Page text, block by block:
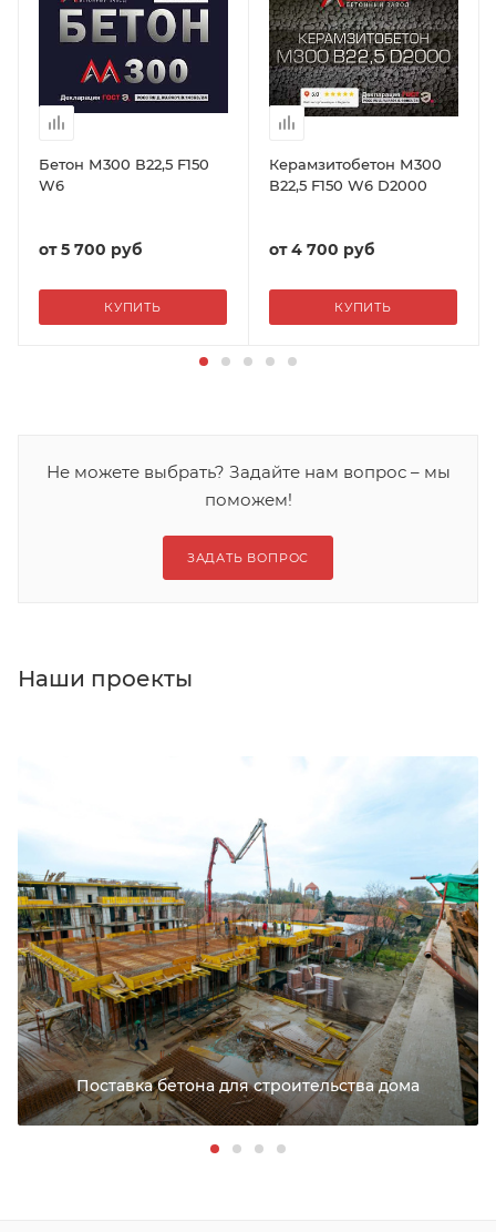
РАССЧИТАТЬ ДОСТАВКУ
Бетон М300 В22,5 F150
W6
от5 700 руб
КУПИТЬ
Керамзитобетон М300
В22,5 F150 W6 D2000
от4 700 руб
КУПИТЬ
Не можете выбрать? Задайте нам вопрос – мы
поможем!
ЗАДАТЬ ВОПРОС
Наши проекты
Поставка бетона для строительства дома